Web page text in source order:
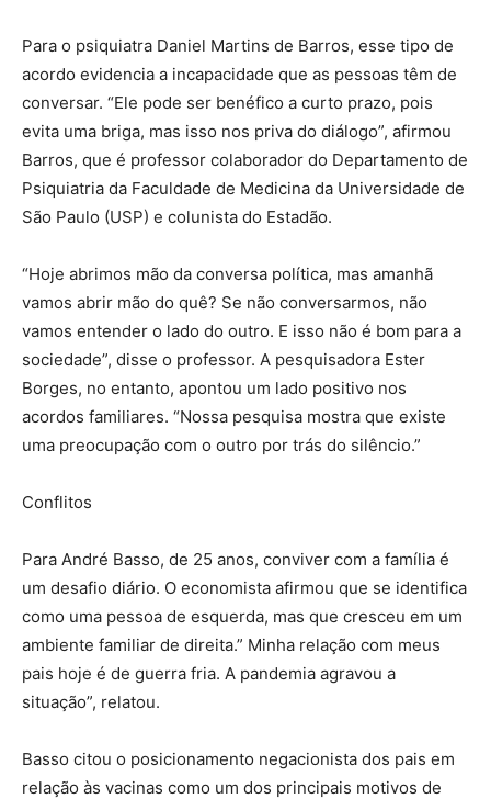
Para o psiquiatra Daniel Martins de Barros, esse tipo de
acordo evidencia a incapacidade que as pessoas têm de
conversar. “Ele pode ser benéfico a curto prazo, pois
evita uma briga, mas isso nos priva do diálogo”, afirmou
Barros, que é professor colaborador do Departamento de
Psiquiatria da Faculdade de Medicina da Universidade de
São Paulo (USP) e colunista do Estadão.
“Hoje abrimos mão da conversa política, mas amanhã
vamos abrir mão do quê? Se não conversarmos, não
vamos entender o lado do outro. E isso não é bom para a
sociedade”, disse o professor. A pesquisadora Ester
Borges, no entanto, apontou um lado positivo nos
acordos familiares. “Nossa pesquisa mostra que existe
uma preocupação com o outro por trás do silêncio.”
Conflitos
Para André Basso, de 25 anos, conviver com a família é
um desafio diário. O economista afirmou que se identifica
como uma pessoa de esquerda, mas que cresceu em um
ambiente familiar de direita.” Minha relação com meus
pais hoje é de guerra fria. A pandemia agravou a
situação”, relatou.
Basso citou o posicionamento negacionista dos pais em
relação às vacinas como um dos principais motivos de